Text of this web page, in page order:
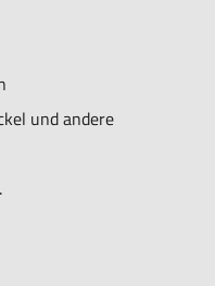
und andere